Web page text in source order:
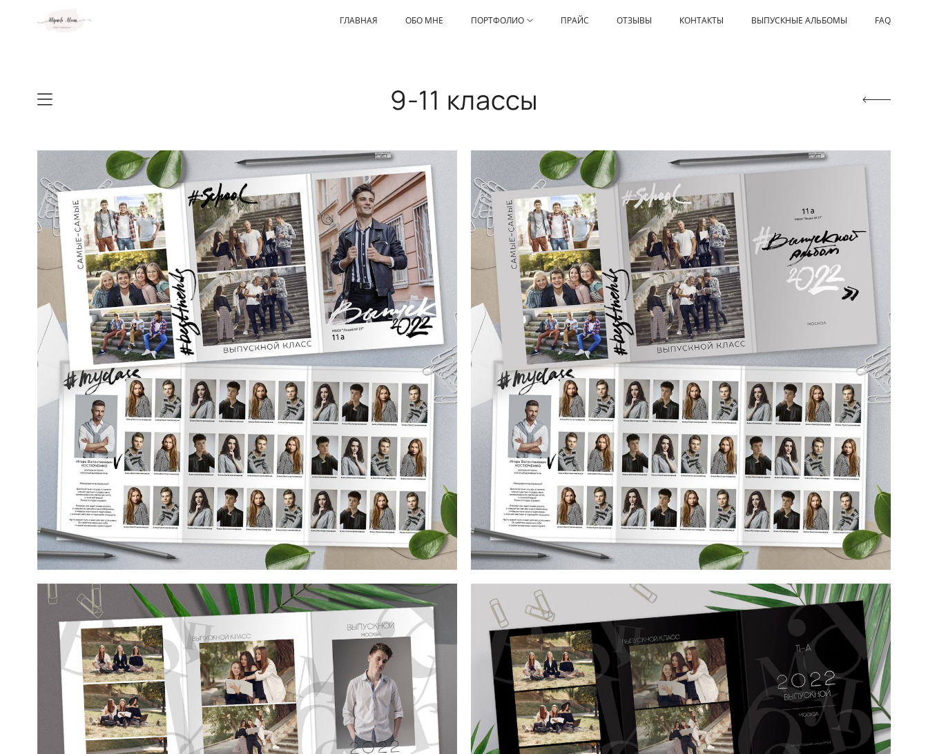
ГЛАВНАЯ ОБО МНЕ ПОРТФОЛИО ПРАЙС ОТЗЫВЫ КОНТАКТЫ ВЫПУСКНЫЕ АЛЬБОМЫ FAQ
9-11 классы
Макет от mirramian.art Макет от mirramian.art